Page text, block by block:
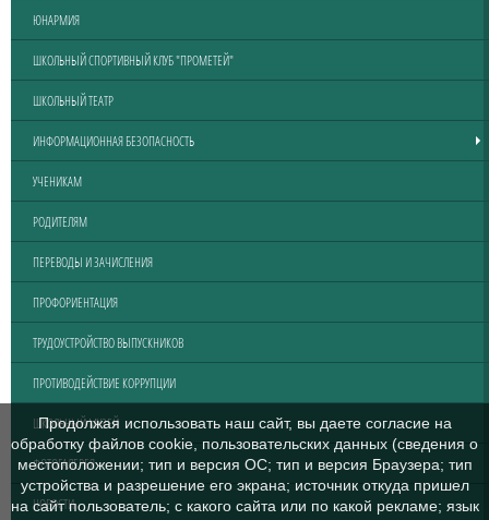
ЮНАРМИЯ
ШКОЛЬНЫЙ СПОРТИВНЫЙ КЛУБ "ПРОМЕТЕЙ"
ШКОЛЬНЫЙ ТЕАТР
ИНФОРМАЦИОННАЯ БЕЗОПАСНОСТЬ
УЧЕНИКАМ
РОДИТЕЛЯМ
ПЕРЕВОДЫ И ЗАЧИСЛЕНИЯ
ПРОФОРИЕНТАЦИЯ
ТРУДОУСТРОЙСТВО ВЫПУСКНИКОВ
ПРОТИВОДЕЙСТВИЕ КОРРУПЦИИ
ШКОЛЬНЫЙ МУЗЕЙ
ФОТОГАЛЕРЕЯ
НОВОСТИ
Продолжая использовать наш сайт, вы даете согласие на
обработку файлов cookie, пользовательских данных (сведения о
местоположении; тип и версия ОС; тип и версия Браузера; тип
устройства и разрешение его экрана; источник откуда пришел
на сайт пользователь; с какого сайта или по какой рекламе; язык